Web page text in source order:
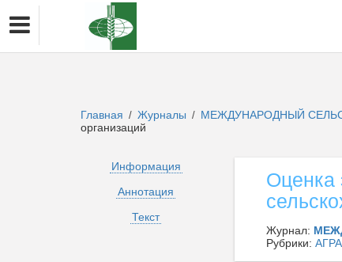
Главная / Журналы / МЕЖДУНАРОДНЫЙ
организаций
Информация
Аннотация
Текст
Оценка
Журнал:
Рубрики: